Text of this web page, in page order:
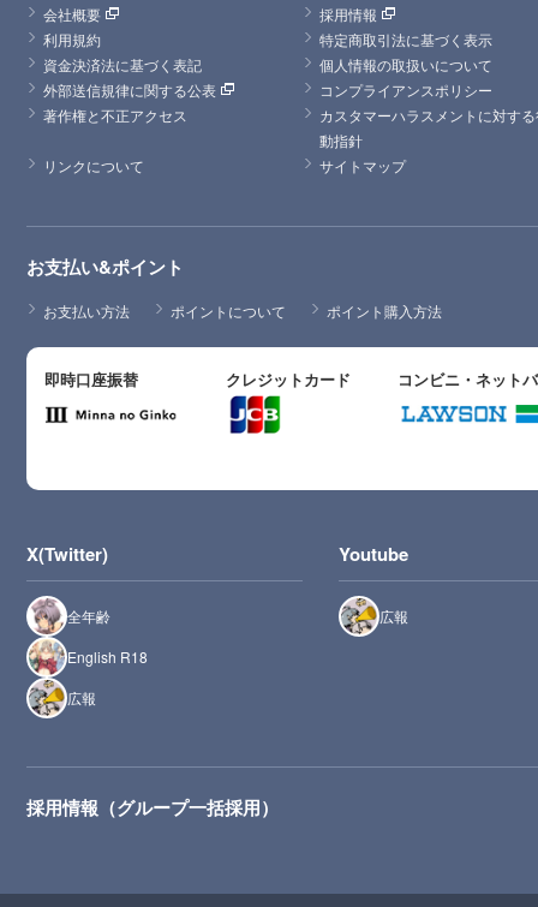
会社概要
採用情報
利用規約
特定商取引法に基づく表示
資金決済法に基づく表記
個人情報の取扱いについて
外部送信規律に関する公表
コンプライアンスポリシー
著作権と不正アクセス
カスタマーハラスメントに対す
動指針
リンクについて
サイトマップ
お支払い&ポイント
お支払い方法 ポイントについて ポイント購入方法
即時口座振替 クレジットカード コンビニ・ネット
X(Twitter)
全年齢
English R18
広報
Youtube
広報
採用情報（グループ一括採用）